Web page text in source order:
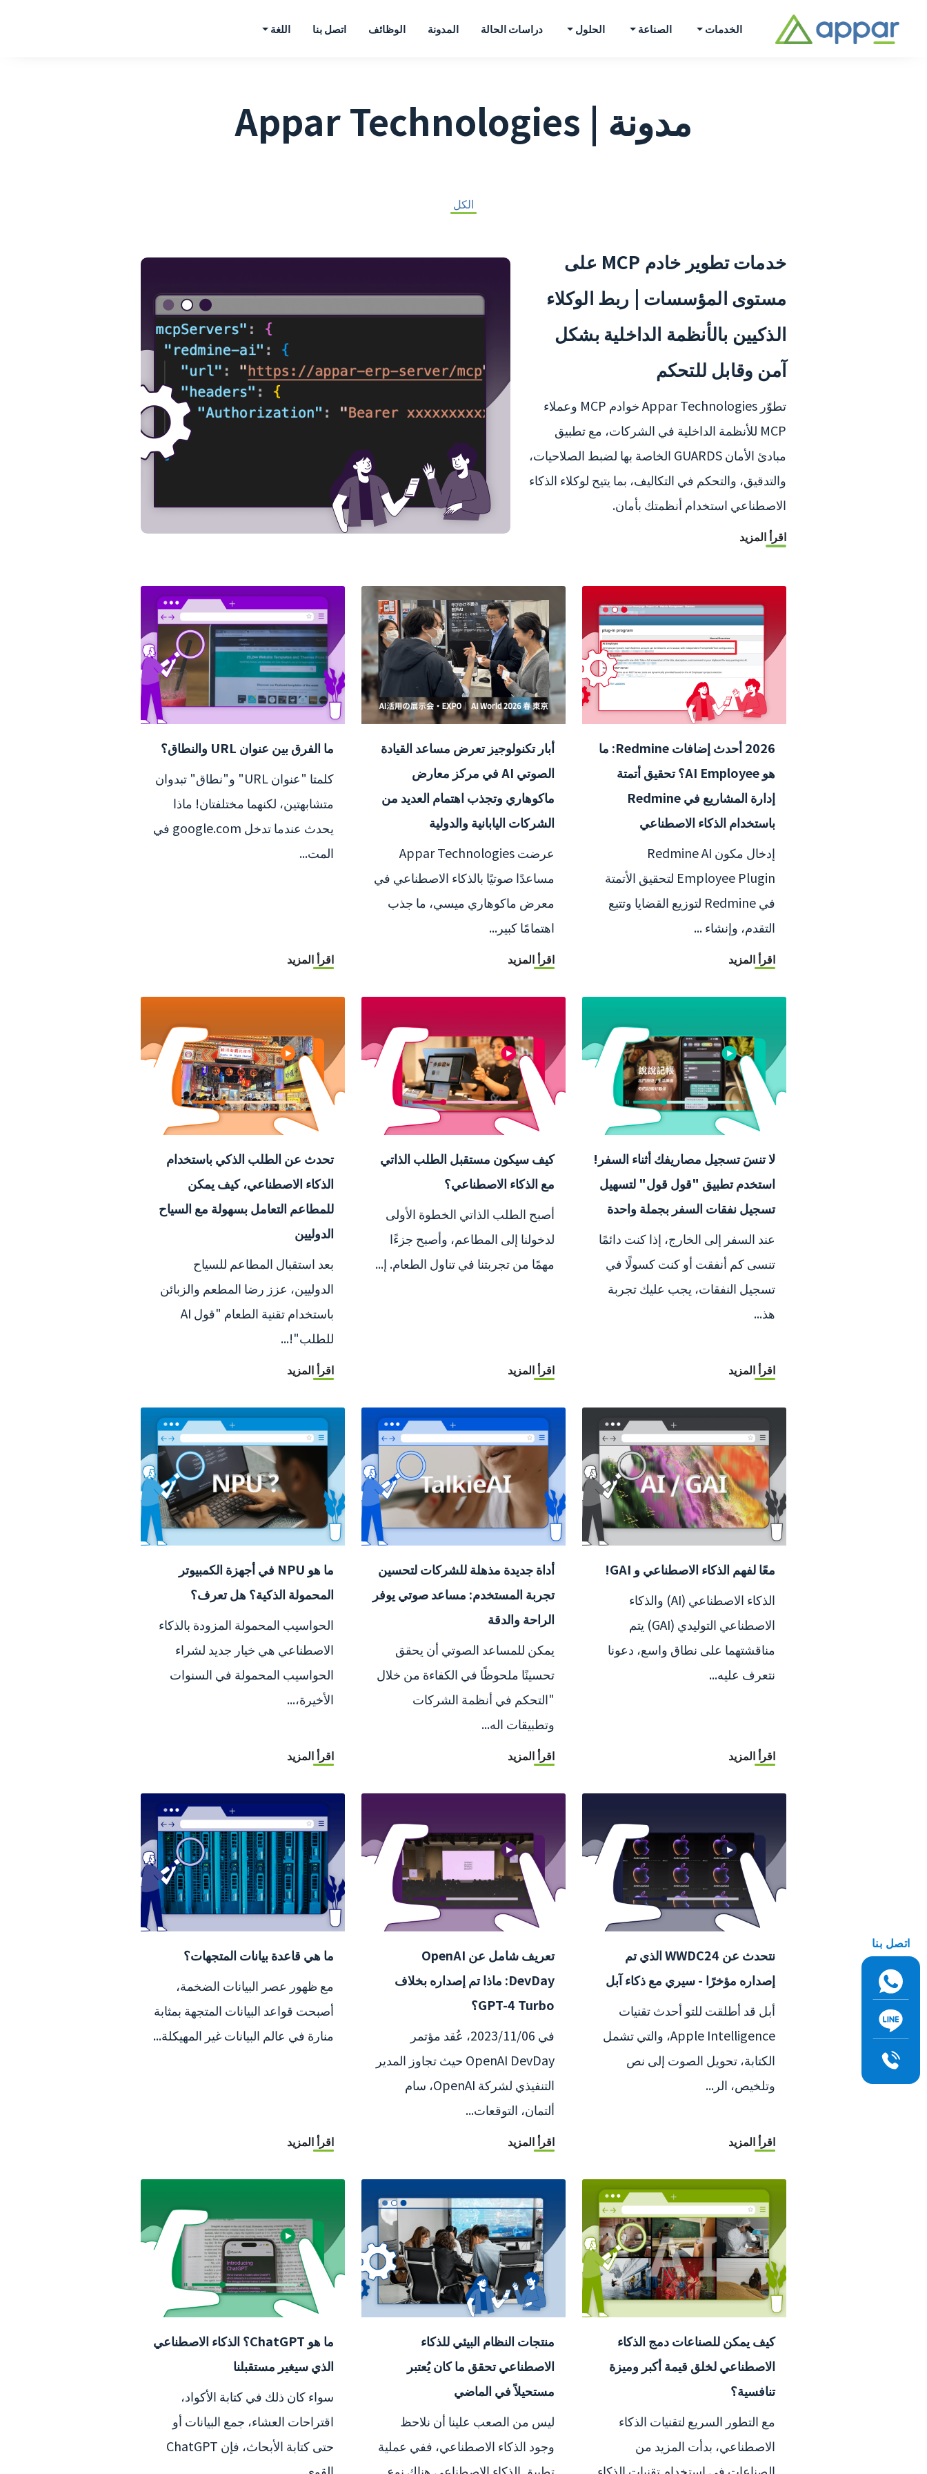
الخدمات الصناعة الحلول دراسات الحالة المدونة الوظائف اتصل بنا اللغة
مدونة | Appar Technologies
الكل
خدمات تطوير خادم MCP على
مستوى المؤسسات | ربط الوكلاء
الذكيين بالأنظمة الداخلية بشكل
آمن وقابل للتحكم
تطوّر Appar Technologies خوادم MCP وعملاء
MCP للأنظمة الداخلية في الشركات، مع تطبيق
مبادئ الأمان GUARDS الخاصة بها لضبط الصلاحيات،
والتدقيق، والتحكم في التكاليف، بما يتيح لوكلاء الذكاء
الاصطناعي استخدام أنظمتك بأمان.
اقرأ المزيد
2026 أحدث إضافات Redmine: ما
هو AI Employee؟ تحقيق أتمتة
إدارة المشاريع في Redmine
باستخدام الذكاء الاصطناعي
إدخال مكون Redmine AI
Employee Plugin لتحقيق الأتمتة
في Redmine لتوزيع القضايا وتتبع
التقدم، وإنشاء ...
اقرأ المزيد
أبار تكنولوجيز تعرض مساعد القيادة
الصوتي AI في مركز معارض
ماكوهاري وتجذب اهتمام العديد من
الشركات اليابانية والدولية
عرضت Appar Technologies
مساعدًا صوتيًا بالذكاء الاصطناعي في
معرض ماكوهاري ميسي، ما جذب
اهتمامًا كبير...
اقرأ المزيد
ما الفرق بين عنوان URL والنطاق؟
كلمتا "عنوان URL" و"نطاق" تبدوان
متشابهتين، لكنهما مختلفتان! ماذا
يحدث عندما تدخل google.com في
المت...
اقرأ المزيد
لا تنسَ تسجيل مصاريفك أثناء السفر!
استخدم تطبيق "قول قول" لتسهيل
تسجيل نفقات السفر بجملة واحدة
عند السفر إلى الخارج، إذا كنت دائمًا
تنسى كم أنفقت أو كنت كسولًا في
تسجيل النفقات، يجب عليك تجربة
هذ...
اقرأ المزيد
كيف سيكون مستقبل الطلب الذاتي
مع الذكاء الاصطناعي؟
أصبح الطلب الذاتي الخطوة الأولى
لدخولنا إلى المطاعم، وأصبح جزءًا
مهمًا من تجربتنا في تناول الطعام. إ...
اقرأ المزيد
تحدث عن الطلب الذكي باستخدام
الذكاء الاصطناعي، كيف يمكن
للمطاعم التعامل بسهولة مع السياح
الدوليين
بعد استقبال المطاعم للسياح
الدوليين، عزز رضا المطعم والزبائن
باستخدام تقنية الطعام "قول AI
للطلب"!...
اقرأ المزيد
معًا لفهم الذكاء الاصطناعي و GAI!
الذكاء الاصطناعي (AI) والذكاء
الاصطناعي التوليدي (GAI) يتم
مناقشتهما على نطاق واسع، دعونا
نتعرف عليه...
اقرأ المزيد
أداة جديدة مذهلة للشركات لتحسين
تجربة المستخدم: مساعد صوتي يوفر
الراحة والدقة
يمكن للمساعد الصوتي أن يحقق
تحسينًا ملحوظًا في الكفاءة من خلال
"التحكم في أنظمة الشركات
وتطبيقات اله...
اقرأ المزيد
ما هو NPU في أجهزة الكمبيوتر
المحمولة الذكية؟ هل تعرف؟
الحواسيب المحمولة المزودة بالذكاء
الاصطناعي هي خيار جديد لشراء
الحواسيب المحمولة في السنوات
الأخيرة،...
اقرأ المزيد
نتحدث عن WWDC24 الذي تم
إصداره مؤخرًا - سيري مع ذكاء آبل
أبل قد أطلقت للتو أحدث تقنيات
Apple Intelligence، والتي تشمل
الكتابة، تحويل الصوت إلى نص
وتلخيص، الر...
اقرأ المزيد
تعريف شامل عن OpenAI
DevDay: ماذا تم إصداره بخلاف
GPT-4 Turbo؟
في 2023/11/06، عُقد مؤتمر
OpenAI DevDay حيث تجاوز المدير
التنفيذي لشركة OpenAI، سام
ألتمان، التوقعات...
اقرأ المزيد
ما هي قاعدة بيانات المتجهات؟
مع ظهور عصر البيانات الضخمة،
أصبحت قواعد البيانات المتجهة بمثابة
منارة في عالم البيانات غير المهيكلة...
اقرأ المزيد
كيف يمكن للصناعات دمج الذكاء
الاصطناعي لخلق قيمة أكبر وميزة
تنافسية؟
مع التطور السريع لتقنيات الذكاء
الاصطناعي، بدأت المزيد من
منتجات النظام البيئي للذكاء
الاصطناعي تحقق ما كان يُعتبر
مستحيلاً في الماضي
ليس من الصعب علينا أن نلاحظ
وجود الذكاء الاصطناعي، ففي عملية
ما هو ChatGPT؟ الذكاء الاصطناعي
الذي سيغير مستقبلنا
سواء كان ذلك في كتابة الأكواد،
اقتراحات العشاء، جمع البيانات أو
حتى كتابة الأبحاث، فإن ChatGPT
اتصل بنا